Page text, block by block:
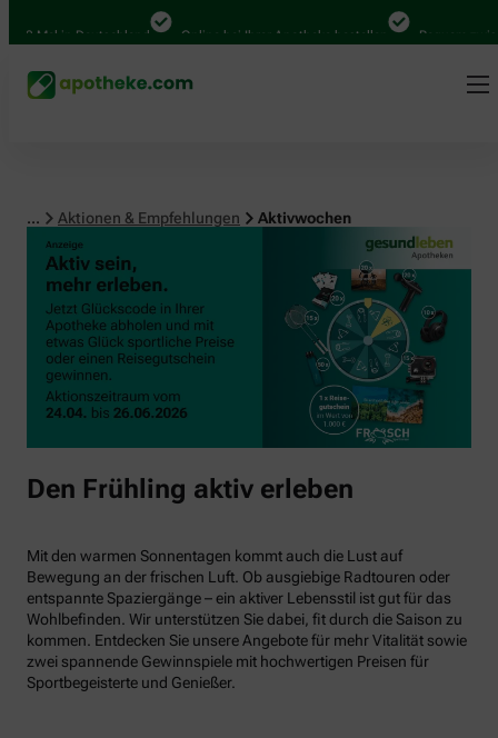
Mal in Deutschland Online bei Ihrer Apotheke bestellen Bequem
... Aktionen & Empfehlungen Aktivwochen
Den Frühling aktiv erleben
Mit den warmen Sonnentagen kommt auch die Lust auf
Bewegung an der frischen Luft. Ob ausgiebige Radtouren oder
entspannte Spaziergänge – ein aktiver Lebensstil ist gut für das
Wohlbefinden. Wir unterstützen Sie dabei, fit durch die Saison zu
kommen. Entdecken Sie unsere Angebote für mehr Vitalität sowie
zwei spannende Gewinnspiele mit hochwertigen Preisen für
Sportbegeisterte und Genießer.